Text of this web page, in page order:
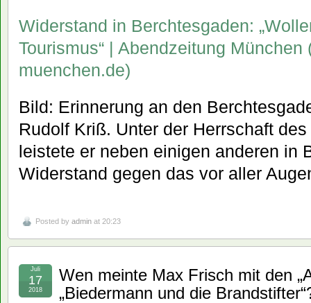
Widerstand in Berchtesgaden:
Tourismus“ | Abendzeitung München
muenchen.de)
Bild: Erinnerung an den
Rudolf Kriß. Unter der Herrschaft
leistete er neben einigen anderen in
Widerstand gegen das vor aller
Posted by admin at 20:23
Wen meinte Max Frisch mit den
„Biedermann und die
Juli
17
2018